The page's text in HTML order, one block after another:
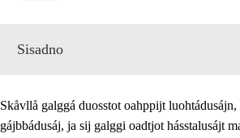
Sisadno
Skåvllå galggá duosstot oahppijt
gájbbádusáj, ja sij galggi oadtjot hásstalusájt